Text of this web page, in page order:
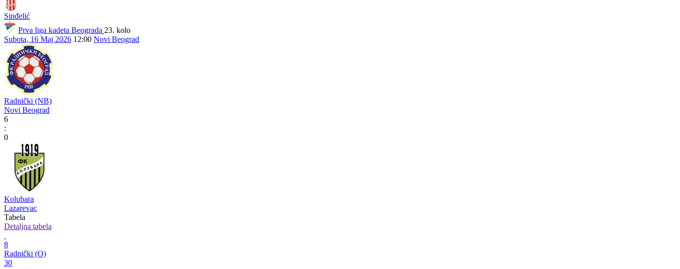
Sinđelić
Prva liga kadeta Beograda 23. kolo
Subota, 16 Maj 2026 12:00 Novi Beograd
Radnički (NB)
Novi Beograd
6
:
0
Kolubara
Lazarevac
Tabela
Detaljna tabela
8
Radnički (O)
30